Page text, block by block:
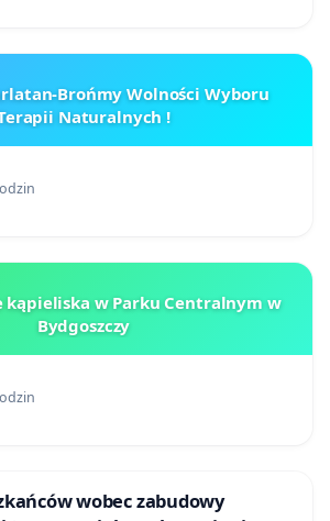
Brońmy Wolności Wyboru
Naturalnych !
kąpieliska w Parku Centralnym w
Bydgoszczy
wobec zabudowy